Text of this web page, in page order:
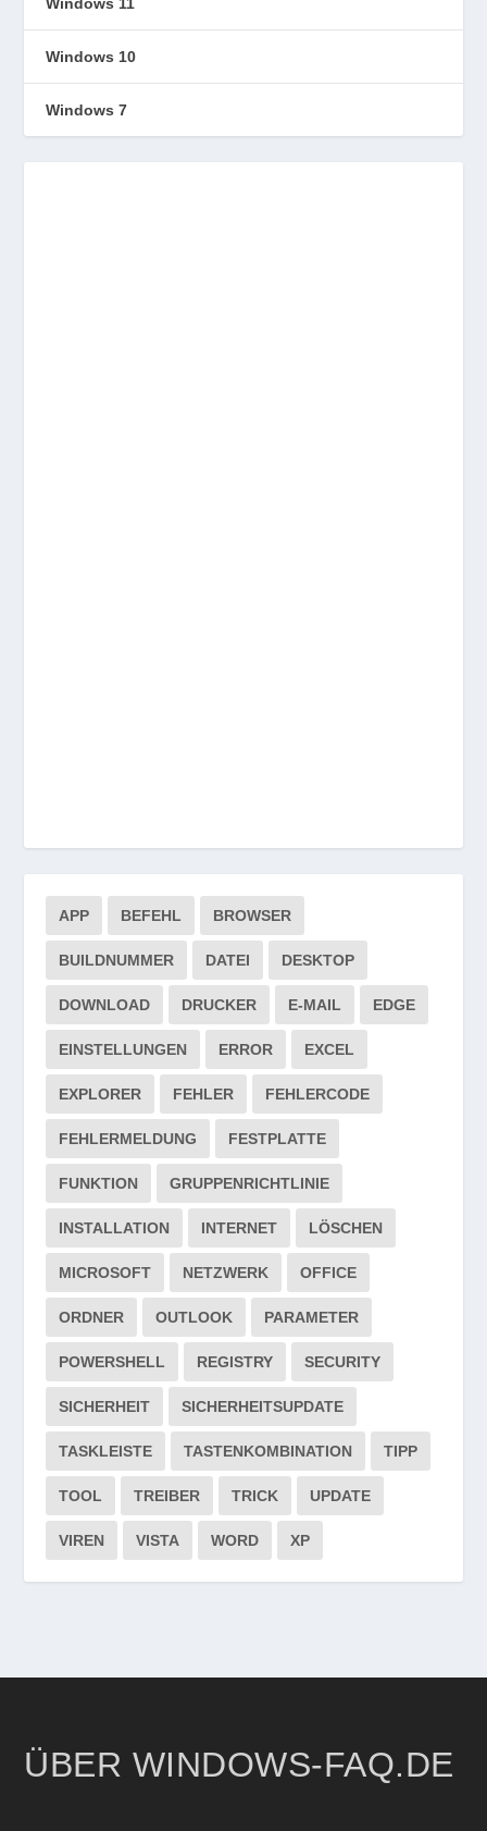
Windows 10
Windows 7
APP BEFEHL BROWSER
BUILDNUMMER DATEI DESKTOP
DOWNLOAD DRUCKER E-MAIL EDGE
EINSTELLUNGEN ERROR EXCEL
EXPLORER FEHLER FEHLERCODE
FEHLERMELDUNG FESTPLATTE
FUNKTION GRUPPENRICHTLINIE
INSTALLATION INTERNET LÖSCHEN
MICROSOFT NETZWERK OFFICE
ORDNER OUTLOOK PARAMETER
POWERSHELL REGISTRY SECURITY
SICHERHEIT SICHERHEITSUPDATE
TASKLEISTE TASTENKOMBINATION TIPP
TOOL TREIBER TRICK UPDATE
VIREN VISTA WORD XP
ÜBER WINDOWS-FAQ.DE